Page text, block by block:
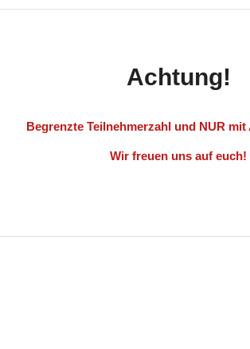
Achtung!
Begrenzte Teilnehmerzahl und NUR mit
Wir freuen uns auf euch!